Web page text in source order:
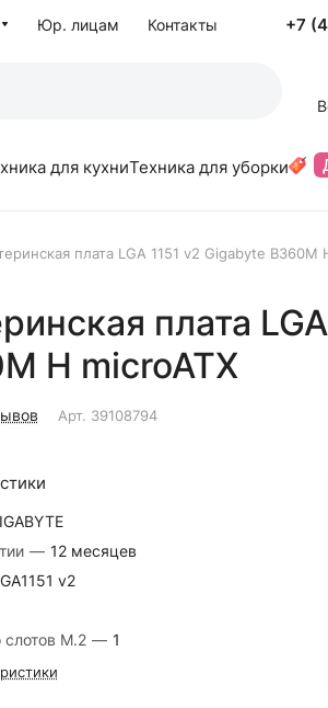
Юр. лицам Контакты +7
для кухниТехника для уборки
плата LGA 1151 v2 Gigabyte B360M
плата
H microATX
Арт. 39108794
— 12 месяцев
v2
слотов M.2 — 1